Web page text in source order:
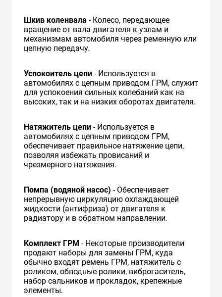
Шкив коленвала - Колесо, передающее
вращение от вала двигателя к узлам и
механизмам автомобиля через ременную или
цепную передачу.
Успокоитель цепи - Используется в
автомобилях с цепным приводом ГРМ, служит
для успокоения сильных колебаний как на
высоких, так и на низких оборотах двигателя.
Натяжитель цепи - Используется в
автомобилях с цепным приводом ГРМ,
обеспечивает правильное натяжение цепи,
позволяя избежать провисаний и
чрезмерного натяжения.
Помпа (водяной насос) - Обеспечивает
непрерывную циркуляцию охлаждающей
жидкости (антифриза) от двигателя к
радиатору и в обратном направлении.
Комплект ГРМ - Некоторые производители
продают наборы для замены ГРМ, куда
обычно входят ремень ГРМ, натяжитель с
роликом, обводные ролики, виброгаситель,
набор сальников и прокладок, крепежные
элементы.